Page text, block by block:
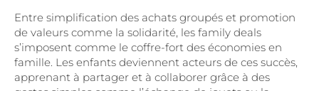
Entre simplification des achats groupés et promotion
de valeurs comme la solidarité, les family deals
s’imposent comme le coffre-fort des économies en
famille. Les enfants deviennent acteurs de ces succès,
apprenant à partager et à collaborer grâce à des